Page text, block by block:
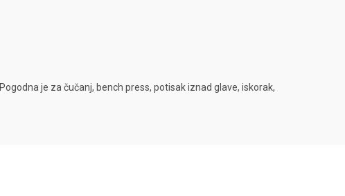
je za čučanj, bench press, potisak iznad glave, iskorak,